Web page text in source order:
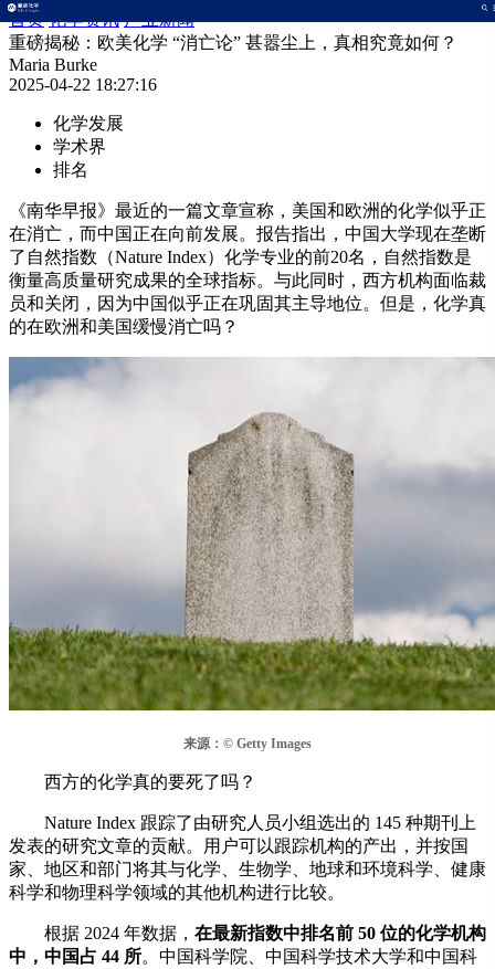
首页 化学资讯 产业新闻
重磅揭秘：欧美化学 “消亡论” 甚嚣尘上，真相究竟如何？
Maria Burke
2025-04-22 18:27:16
化学发展
学术界
排名
《南华早报》最近的一篇文章宣称，美国和欧洲的化学似乎正
在消亡，而中国正在向前发展。报告指出，中国大学现在垄断
了自然指数（Nature Index）化学专业的前20名，自然指数是
衡量高质量研究成果的全球指标。与此同时，西方机构面临裁
员和关闭，因为中国似乎正在巩固其主导地位。但是，化学真
的在欧洲和美国缓慢消亡吗？
来源：© Getty Images
西方的化学真的要死了吗？
Nature Index 跟踪了由研究人员小组选出的 145 种期刊上
发表的研究文章的贡献。用户可以跟踪机构的产出，并按国
家、地区和部门将其与化学、生物学、地球和环境科学、健康
科学和物理科学领域的其他机构进行比较。
根据 2024 年数据， 在最新指数中排名前 50 位的化学机构
中，中国占 44 所。中国科学院、中国科学技术大学和中国科